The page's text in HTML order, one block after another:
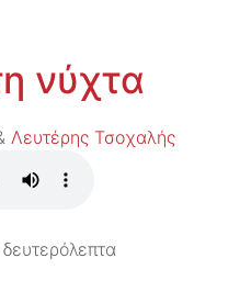
νύχτα
Λευτέρης Τσοχαλής